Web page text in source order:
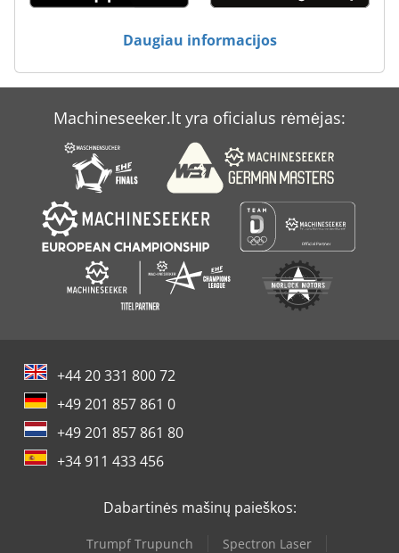
Daugiau informacijos
Machineseeker.lt yra oficialus rėmėjas:
+44 20 331 800 72
+49 201 857 861 0
+49 201 857 861 80
+34 911 433 456
Dabartinės mašinų paieškos:
Trumpf Trupunch
Spectron Laser